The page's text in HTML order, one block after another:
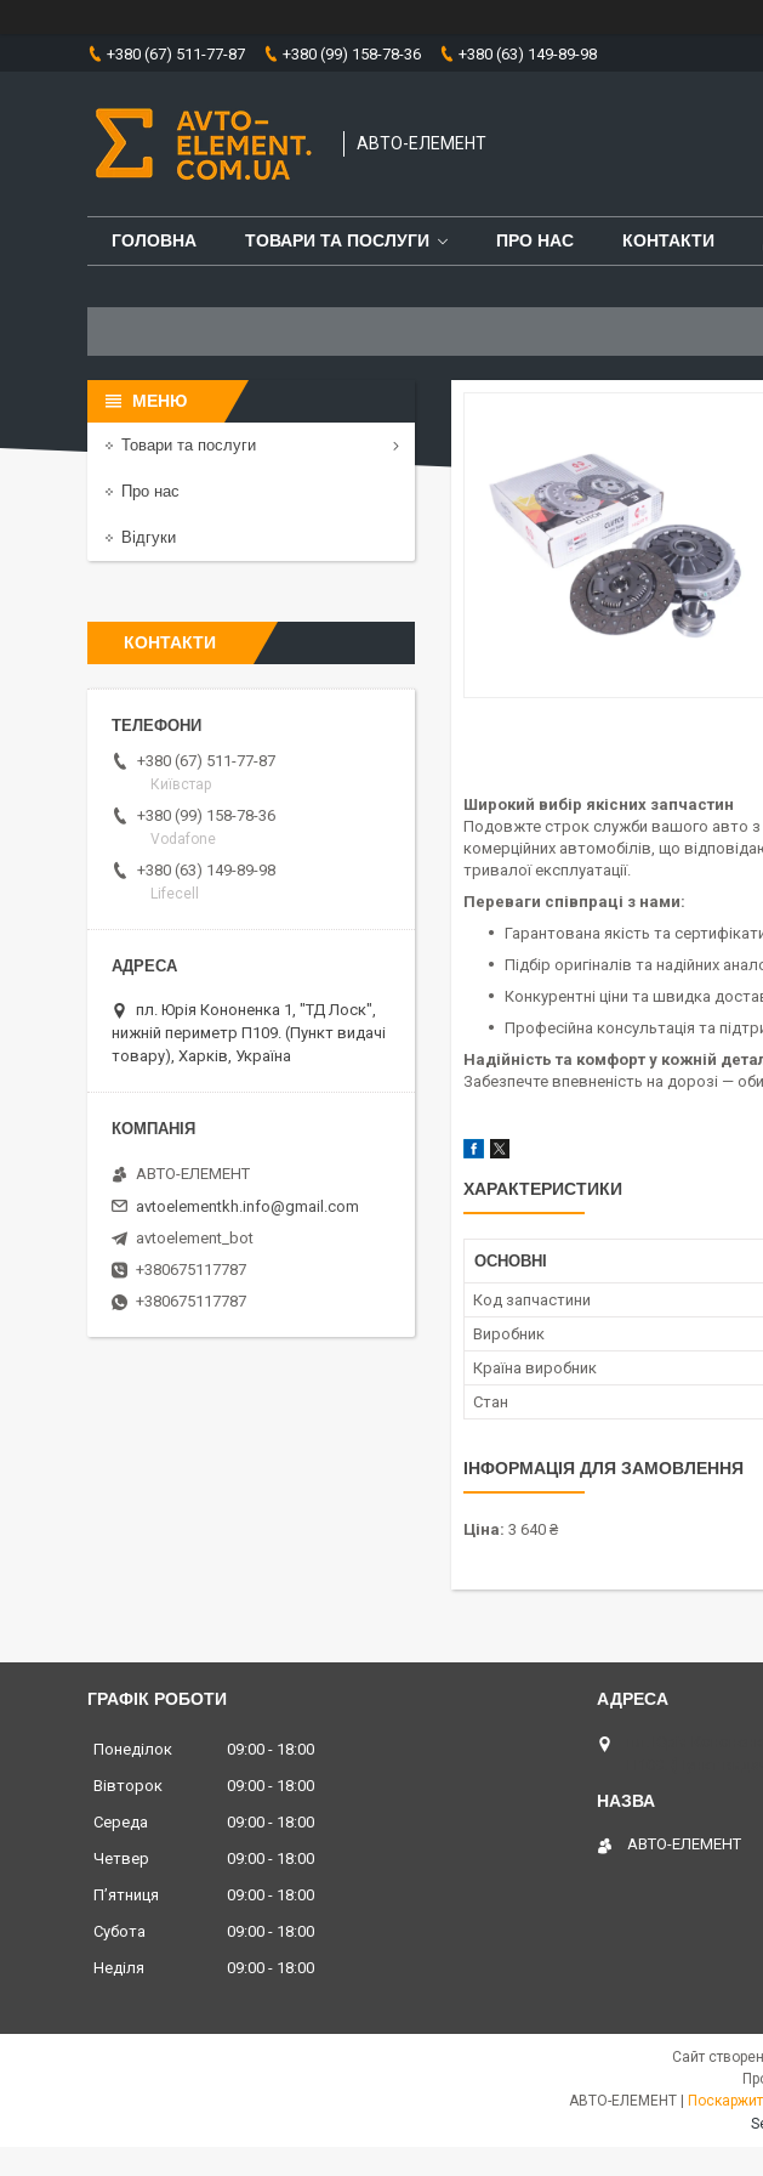
+380 (67) 511-77-87 +380 (99) 158-78-36 +380 (63) 149-89-98
АВТО-ЕЛЕМЕНТ
ГОЛОВНА ТОВАРИ ТА ПОСЛУГИ ПРО НАС КОНТАКТИ
Широкий вибір якісних запчастин
Подовжте строк служби вашого авто з
комерційних автомобілів, що
тривалої експлуатації.
Переваги співпраці з нами:
Гарантована якість та
Підбір оригіналів та надійних
Конкурентні ціни та швидка
Професійна консультація та
Надійність та комфорт у кожній
Забезпечте впевненість на дорозі —
ХАРАКТЕРИСТИКИ
ОСНОВНІ
Код запчастини
Виробник
Країна виробник
Стан
ІНФОРМАЦІЯ ДЛЯ ЗАМОВЛЕННЯ
Ціна: 3 640 ₴
Товари та послуги
Про нас
Відгуки
КОНТАКТИ
+380 (67) 511-77-87
Київстар
+380 (99) 158-78-36
Vodafone
+380 (63) 149-89-98
Lifecell
пл. Юрія Кононенка 1, "ТД Лоск",
нижній периметр П109. (Пункт видачі
товару), Харків, Україна
АВТО-ЕЛЕМЕНТ
avtoelementkh.info@gmail.com
avtoelement_bot
+380675117787
+380675117787
ГРАФІК РОБОТИ
Понеділок 09:00
18:00
Вівторок
09:00
18:00
Середа
09:00
18:00
Четвер
09:00
18:00
Пʼятниця
09:00
18:00
Субота
09:00
18:00
Неділя
09:00 18:00
АВТО-ЕЛЕМЕНТ
Сайт